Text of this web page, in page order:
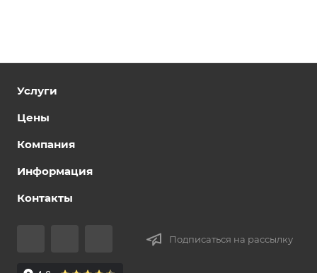
Услуги
Цены
Компания
Информация
Контакты
Подписаться на рассылку